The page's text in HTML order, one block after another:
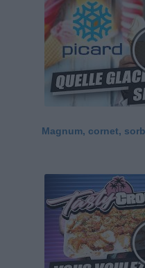
Magnum, cornet,